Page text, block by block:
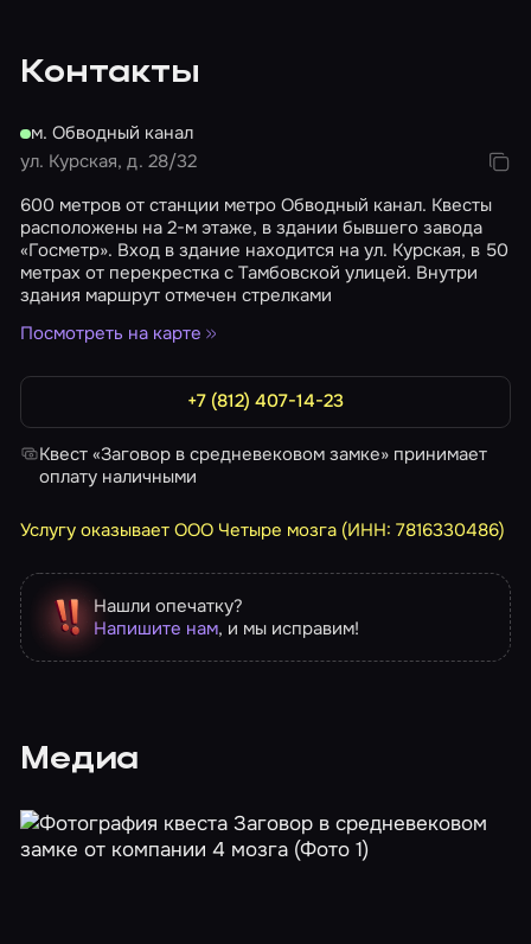
Контакты
м. Обводный канал
ул. Курская, д. 28/32
600 метров от станции метро Обводный канал. Квесты
расположены на 2-м этаже, в здании бывшего завода
«Госметр». Вход в здание находится на ул. Курская, в 50
метрах от перекрестка с Тамбовской улицей. Внутри
здания маршрут отмечен стрелками
Посмотреть на карте
+7 (812) 407-14-23
Квест «Заговор в средневековом замке» принимает
оплату наличными
Услугу оказывает ООО Четыре мозга (ИНН: 7816330486)
Нашли опечатку?
Напишите нам, и мы исправим!
Медиа